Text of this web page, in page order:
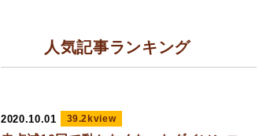
人気記事ランキング
2020.10.01 39.2kview